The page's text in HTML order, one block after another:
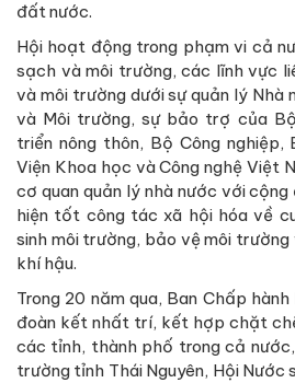
đất nước.
Hội hoạt động trong phạm vi cả
sạch và môi trường, các lĩnh vực
và môi trường dưới sự quản lý Nhà
và Môi trường, sự bảo trợ của
triển nông thôn, Bộ Công
Viện Khoa học và Công nghệ Việt
cơ quan quản lý nhà nước với
hiện tốt công tác xã hội hóa về
sinh môi trường, bảo vệ môi
khí hậu.
Trong 20 năm qua, Ban Chấp
đoàn kết nhất trí, kết hợp chặt
các tỉnh, thành phố trong cả
trường tỉnh Thái Nguyên, Hội